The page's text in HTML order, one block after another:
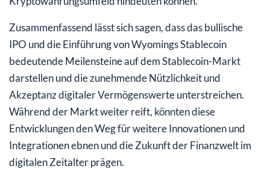
Zusammenfassend lässt sich sagen, dass das bullische
IPO und die Einführung von Wyomings Stablecoin
bedeutende Meilensteine auf dem Stablecoin-Markt
darstellen und die zunehmende Nützlichkeit und
Akzeptanz digitaler Vermögenswerte unterstreichen.
Während der Markt weiter reift, könnten diese
Entwicklungen den Weg für weitere Innovationen und
Integrationen ebnen und die Zukunft der Finanzwelt im
digitalen Zeitalter prägen.